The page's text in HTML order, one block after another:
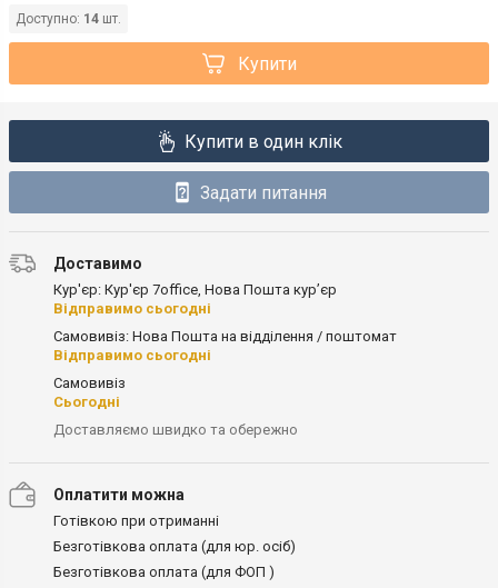
Доступно: 14 шт.
Купити
Купити в один клік
Задати питання
Доставимо
Кур'єр: Кур'єр 7office, Нова Пошта кур’єр
Відправимо сьогодні
Самовивіз: Нова Пошта на відділення / поштомат
Відправимо сьогодні
Самовивіз
Сьогодні
Доставляємо швидко та обережно
Оплатити можна
Готівкою при отриманні
Безготівкова оплата (для юр. осіб)
Безготівкова оплата (для ФОП )